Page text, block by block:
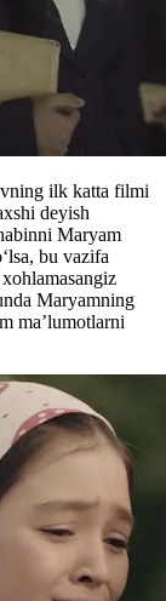
ilk katta filmi
deyish
Maryam
bu vazifa
Maryamning
ma’lumotlarni